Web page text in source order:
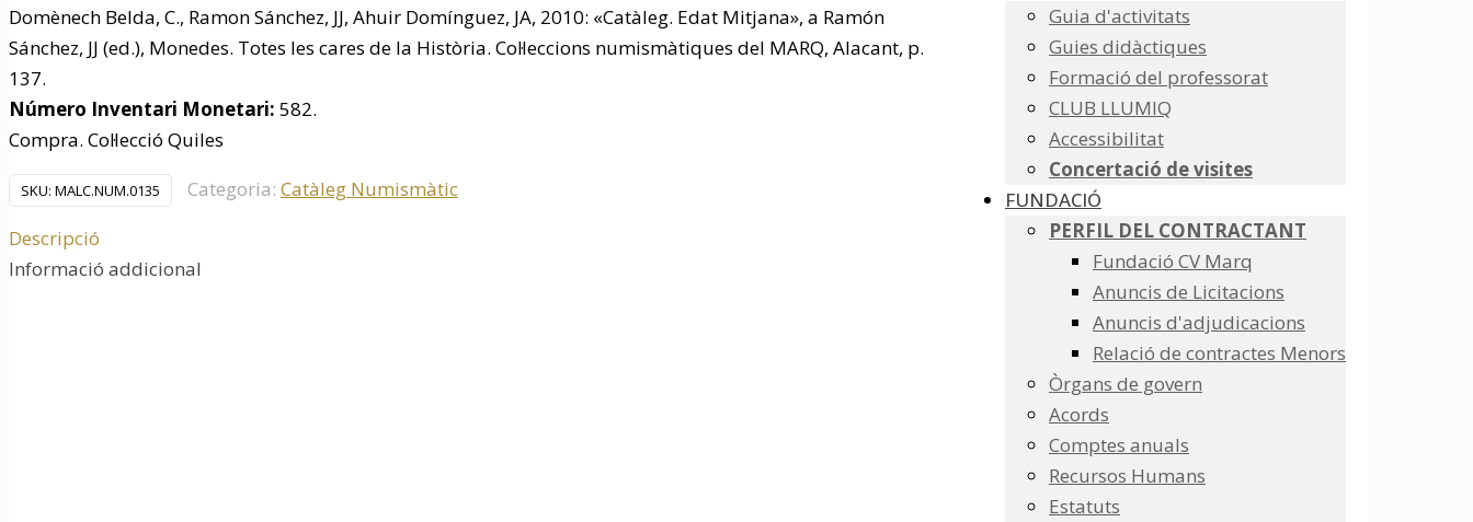
Guia d'activitats
Guies didàctiques
Formació del professorat
CLUB LLUMIQ
Accessibilitat
Concertació de visites
FUNDACIÓ
PERFIL DEL CONTRACTANT
Fundació CV Marq
Anuncis de Licitacions
Anuncis d'adjudicacions
Relació de contractes Menors
Òrgans de govern
Acords
Comptes anuals
Recursos Humans
Estatuts
Domènech Belda, C., Ramon Sánchez, JJ, Ahuir Domínguez, JA, 2010: «Catàleg. Edat Mitjana», a Ramón
Sánchez, JJ (ed.), Monedes. Totes les cares de la Història. Col·leccions numismàtiques del MARQ, Alacant, p.
137.
Número Inventari Monetari: 582.
Compra. Col·lecció Quiles
SKU: MALC.NUM.0135 Categoria: Catàleg Numismàtic
Descripció
Informació addicional